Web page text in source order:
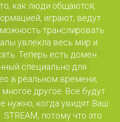
как люди общаются,
играют, ведут
транслировать
увлекла весь мир и
Теперь есть домен
специально для
в реальном времени,
другое. Все будут
нужно, когда увидят Ваш
потому что это